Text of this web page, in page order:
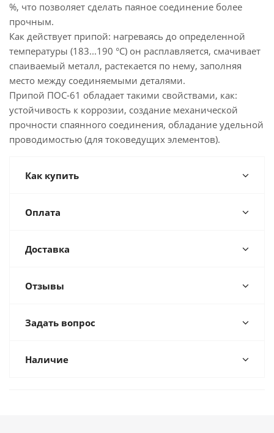
%, что позволяет сделать паяное соединение более
прочным.
Как действует припой: нагреваясь до определенной
температуры (183...190 °C) он расплавляется, смачивает
спаиваемый металл, растекается по нему, заполняя
место между соединяемыми деталями.
Припой ПОС-61 обладает такими свойствами, как:
устойчивость к коррозии, создание механической
прочности спаянного соединения, обладание удельной
проводимостью (для токоведущих элементов).
Как купить
Оплата
Доставка
Отзывы
Задать вопрос
Наличие